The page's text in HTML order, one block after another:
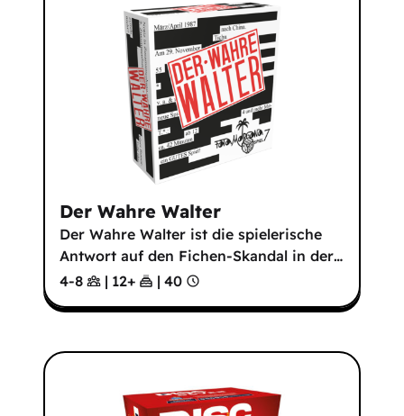
Der Wahre Walter
Der Wahre Walter ist die spielerische
Antwort auf den Fichen-Skandal in der…
4-8
| 12+ | 40